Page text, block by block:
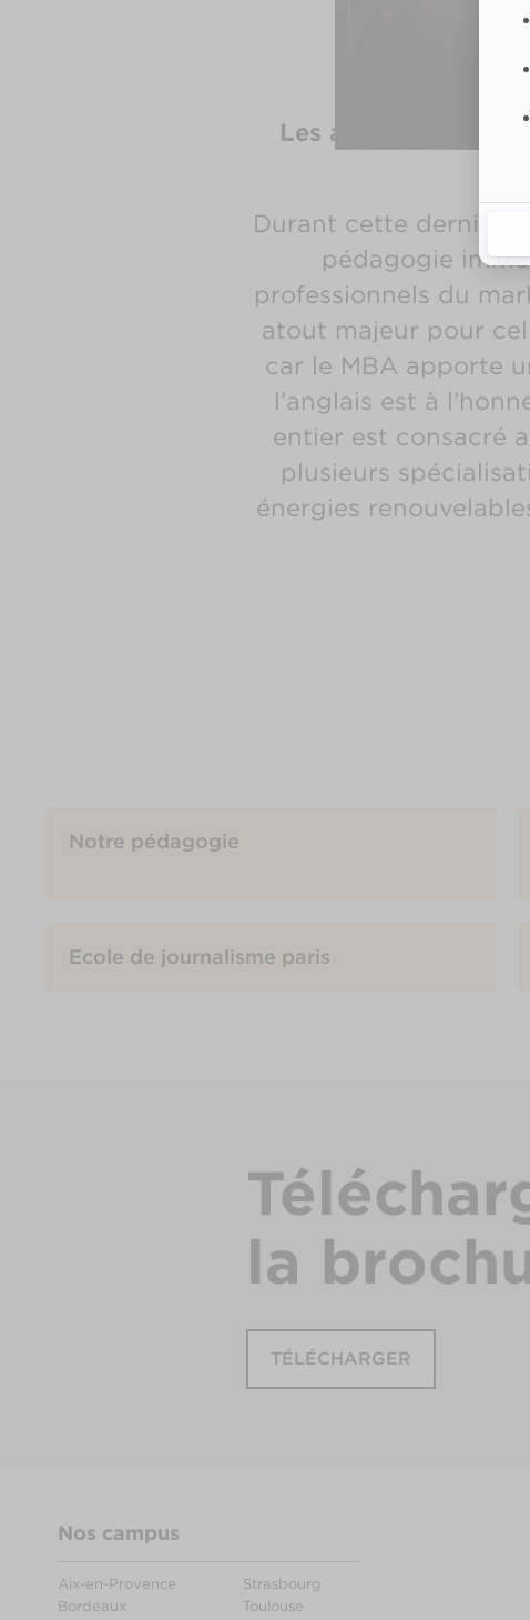
Les avantages du
Durant cette dernière
pédagogie
professionnels du
atout majeur pour
car le MBA apporte
l’anglais est à
entier est consacré
plusieurs
énergies
Notre pédagogie
Ecole de journalisme paris
la
TÉLÉCHARGER
Nos campus
Aix-en-Provence
Bordeaux
Strasbourg
Toulouse